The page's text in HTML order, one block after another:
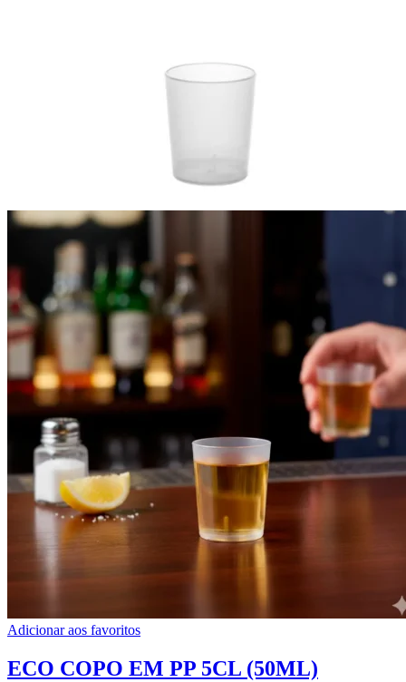
Adicionar aos favoritos
ECO COPO EM PP 5CL (50ML)